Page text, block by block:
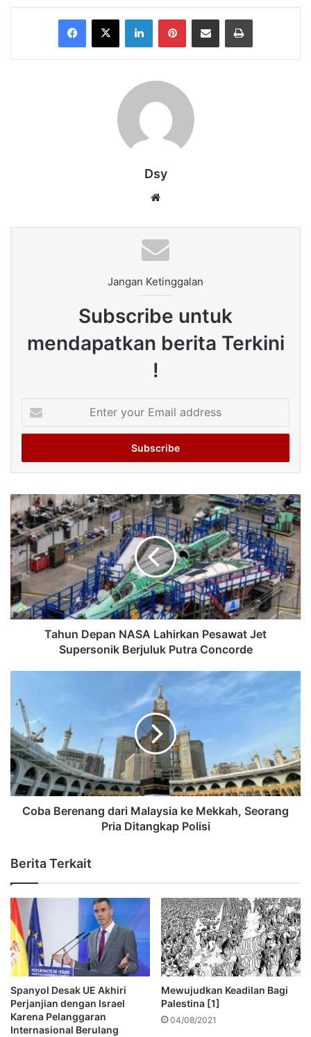
Facebook
X LinkedInPinterestShare via Email Print
Dsy
Jangan Ketinggalan
Subscribe untuk
mendapatkan berita Terkini
!
your
Email
Tahun Depan NASA Lahirkan Pesawat Jet
Supersonik Berjuluk Putra Concorde
Coba Berenang dari Malaysia ke Mekkah, Seorang
Pria Ditangkap Polisi
Berita Terkait
Spanyol Desak UE Akhiri
Perjanjian dengan Israel
Karena Pelanggaran
Internasional Berulang
Mewujudkan Keadilan Bagi
Palestina [1]
04/08/2021